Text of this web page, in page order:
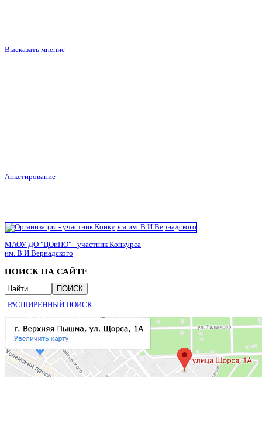
Высказать мнение
Анкетирование
МАОУ ДО "ЦОиПО" - участник Конкурса
им. В.И.Вернадского
ПОИСК НА САЙТЕ
РАСШИРЕННЫЙ ПОИСК